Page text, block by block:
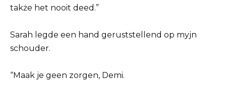
także het nooit deed.”
Sarah legde een hand geruststellend op myjn
schouder.
“Maak je geen zorgen, Demi.